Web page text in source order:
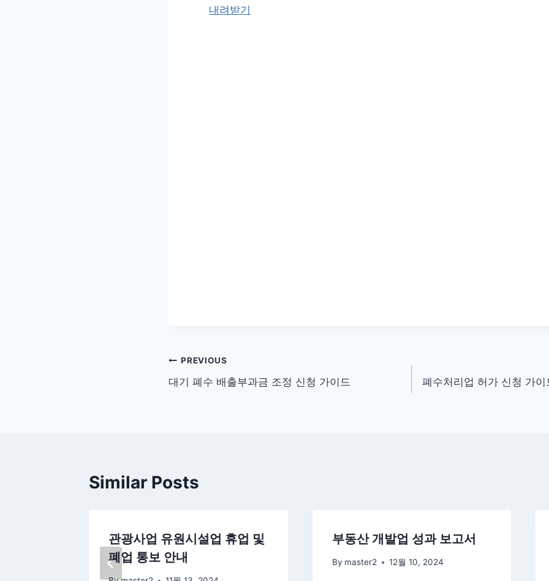
내려받기
글
탐
PREVIOUS
대기 폐수 배출부과금 조정 신청 가이드
폐수처리업 허가 신청 가
Similar Posts
관광사업 유원시설업 휴업 및
폐업 통보 안내
부동산 개발업 성과 보고서
By master2 12월 10, 2024